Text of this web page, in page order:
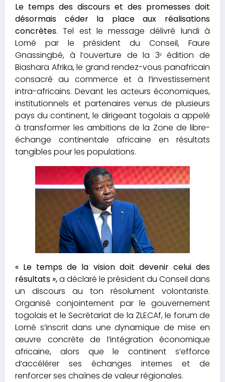
Le temps des discours et des promesses doit
désormais céder la place aux réalisations
concrètes. Tel est le message délivré lundi à
Lomé par le président du Conseil, Faure
Gnassingbé, à l’ouverture de la 3ᵉ édition de
Biashara Afrika, le grand rendez-vous panafricain
consacré au commerce et à l’investissement
intra-africains. Devant les acteurs économiques,
institutionnels et partenaires venus de plusieurs
pays du continent, le dirigeant togolais a appelé
à transformer les ambitions de la Zone de libre-
échange continentale africaine en résultats
tangibles pour les populations.
« Le temps de la vision doit devenir celui des
résultats »,a déclaré le président du Conseil dans
un discours au ton résolument volontariste.
Organisé conjointement par le gouvernement
togolais et le Secrétariat de la ZLECAf, le forum de
Lomé s’inscrit dans une dynamique de mise en
œuvre concrète de l’intégration économique
africaine, alors que le continent s’efforce
d’accélérer ses échanges internes et de
renforcer ses chaînes de valeur régionales.